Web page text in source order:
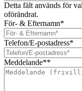
Detta fält används för
oförändrat.
För- & Efternamn*
Telefon/E-postadress*
Meddelande**